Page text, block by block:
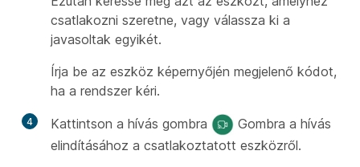
csatlakozni szeretne, vagy válassza ki a
javasoltak egyikét.
Írja be az eszköz képernyőjén megjelenő kódot,
ha a rendszer kéri.
4 Kattintson a hívás gombra
Gombra a hívás
elindításához a csatlakoztatott eszközről.